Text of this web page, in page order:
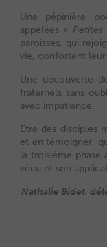
Une pépinière
appelées « Petites
paroisses, qui
vie, confortent leur
Une découverte
fraternels sans
avec impatience.
Etre des disciples
et en témoigner,
la troisième phase
vécu et son
Nathalie Bidet,